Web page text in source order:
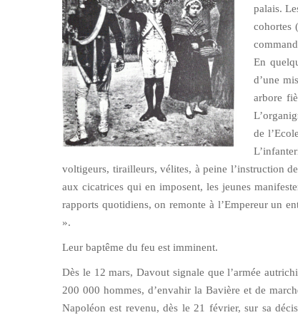
palais.
cohortes
En
d’une
arbore
de
voltigeurs, tirailleurs, vélites, à peine l’instruction
aux cicatrices qui en imposent, les jeunes
rapports quotidiens, on remonte à l’Empereur un
».
Leur baptême du feu est imminent.
Dès le 12 mars, Davout signale que l’armée
200 000 hommes, d’envahir la Bavière et de
Napoléon est revenu, dès le 21 février, sur sa